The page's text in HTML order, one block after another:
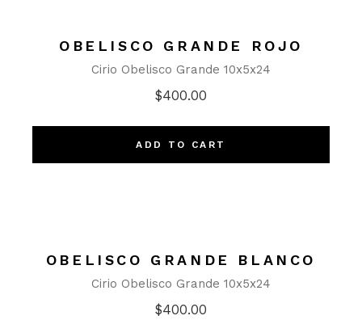
OBELISCO GRANDE ROJO
Cirio Obelisco Grande 10x5x24
$400.00
ADD TO CART
OBELISCO GRANDE BLANCO
Cirio Obelisco Grande 10x5x24
$400.00